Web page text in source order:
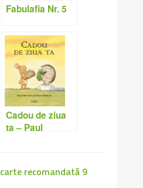
Fabulafia Nr. 5
Cadou de ziua
ta – Paul
carte recomandată 9